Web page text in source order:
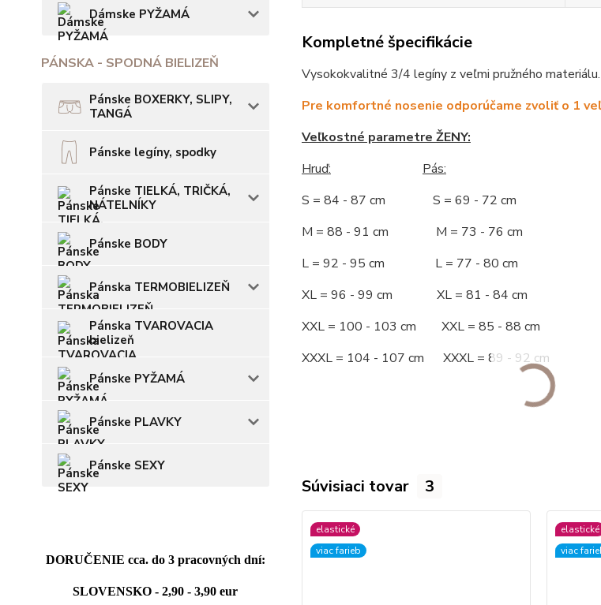
Dámske PYŽAMÁ
PÁNSKA - SPODNÁ BIELIZEŇ
Pánske BOXERKY, SLIPY,
TANGÁ
Pánske legíny, spodky
Pánske TIELKÁ, TRIČKÁ,
NÁTELNÍKY
Pánske BODY
Pánska TERMOBIELIZEŇ
Pánska TVAROVACIA
bielizeň
Pánske PYŽAMÁ
Pánske PLAVKY
Pánske SEXY
DORUČENIE cca. do 3 pracovných dní:
SLOVENSKO - 2,90 - 3,90 eur
Kompletné špecifikácie
Vysokokvalitné 3/4 legíny z veľmi pružného materiálu.
Pre komfortné nosenie odporúčame zvoliť o 1
Veľkostné parametre ŽENY:
Hruď:
Pás:
S = 84 - 87 cm S = 69 - 72 cm
M = 88 - 91 cm M = 73 - 76 cm
L = 92 - 95 cm L = 77 - 80 cm
XL = 96 - 99 cm XL = 81 - 84 cm
XXL = 100 - 103 cm XXL = 85 - 88 cm
XXXL = 104 - 107 cm XXXL = 89 - 92 cm
Súvisiaci tovar 3
elastické
viac farieb
elastické
viac